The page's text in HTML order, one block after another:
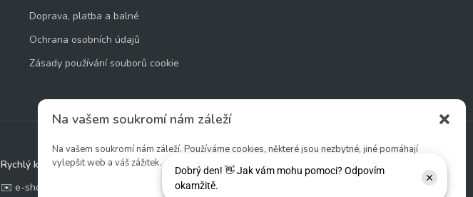
Na vašem soukromí nám záleží
Na vašem soukromí nám záleží. Používáme cookies, některé jsou nezbytné, jiné pomáhají
vylepšit web a váš zážitek.
Doprava, platba a balné
Ochrana osobních údajů
Zásady používání souborů cookie
Rychlý kontakt:
✉️ e-shop@zcstrakovo.cz
Sledujte nás: